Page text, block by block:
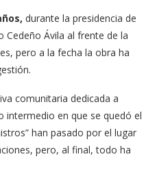
durante la presidencia de
Cedeño Ávila al frente de la
pero a la fecha la obra ha
comunitaria dedicada a
intermedio en que se quedó el
han pasado por el lugar
pero, al final, todo ha